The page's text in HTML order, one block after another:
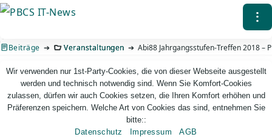
Direkt
Inhalt
⁝
Beiträge Veranstaltungen Abi88 Jahrgangsstufen-Treffen 2018 –
Wir verwenden nur 1st-Party-Cookies, die von dieser Webseite ausgestellt
werden und technisch notwendig sind. Wenn Sie Komfort-Cookies
zulassen, dürfen wir auch Cookies setzen, die Ihren Komfort erhöhen und
Präferenzen speichern. Welche Art von Cookies das sind, entnehmen Sie
bitte::
Datenschutz
Impressum AGB